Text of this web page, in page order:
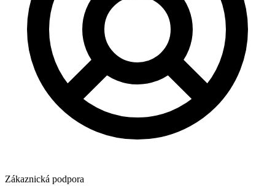
Zákaznická podpora